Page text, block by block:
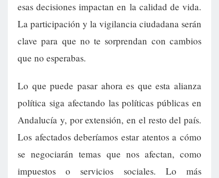
esas decisiones impactan en la calidad de vida.
La participación y la vigilancia ciudadana serán
clave para que no te sorprendan con cambios
que no esperabas.
Lo que puede pasar ahora es que esta alianza
política siga afectando las políticas públicas en
Andalucía y, por extensión, en el resto del país.
Los afectados deberíamos estar atentos a cómo
se negociarán temas que nos afectan, como
impuestos o servicios sociales. Lo más